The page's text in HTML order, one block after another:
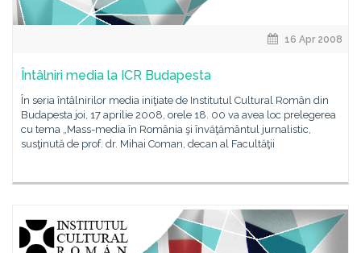
16 Apr 2008
Întâlniri media la ICR Budapesta
În seria întâlnirilor media iniţiate de Institutul Cultural Român din
Budapesta joi, 17 aprilie 2008, orele 18. 00 va avea loc prelegerea
cu tema „Mass-media în România şi învăţământul jurnalistic,
susţinută de prof. dr. Mihai Coman, decan al Facultăţii